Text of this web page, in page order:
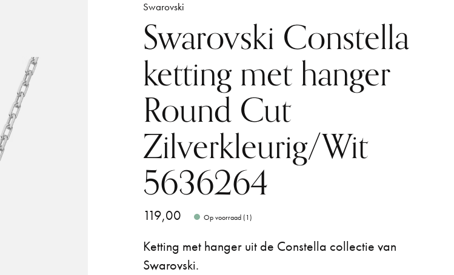
Swarovski
Swarovski Constella
ketting met hanger
Round Cut
Zilverkleurig/Wit
5636264
119,00 Op voorraad (1)
Ketting met hanger uit de Constella collectie van
Swarovski.